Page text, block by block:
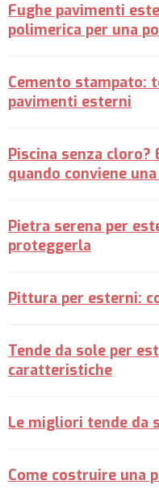
Fughe pavimenti
polimerica per una
Cemento stampato:
pavimenti esterni
Piscina senza cloro?
quando conviene
Pietra serena per
proteggerla
Pittura per esterni:
Tende da sole per
caratteristiche
Le migliori tende da
Come costruire una